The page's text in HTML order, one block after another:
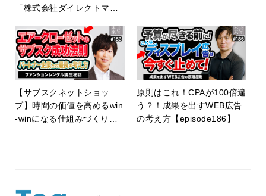
「株式会社ダイレクトマー
ンタビュー！【ECの未来 E
P70】
【サブスクネットショッ
プ】時間の価値を高めるwin
-winになる仕組みづくりと
原則はこれ！CPAが100倍違
う？！成果を出すWEB広告
の考え方【episode186】